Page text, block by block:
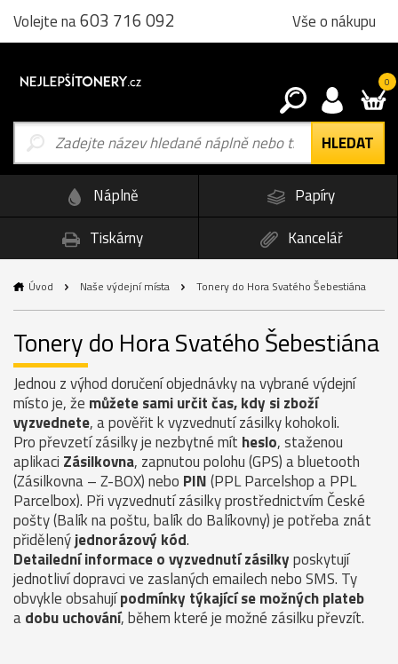
Volejte na603 716 092 Vše o nákupu
0
Náplně
Papíry
Tiskárny
Kancelář
Úvod Naše výdejní místa Tonery do Hora Svatého Šebestiána
Tonery do Hora Svatého Šebestiána
Jednou z výhod doručení objednávky na vybrané výdejní
místo je, že můžete sami určit čas, kdy si zboží
vyzvednete, a pověřit k vyzvednutí zásilky kohokoli.
Pro převzetí zásilky je nezbytné mít heslo, staženou
aplikaci Zásilkovna, zapnutou polohu (GPS) a bluetooth
(Zásilkovna – Z-BOX) nebo PIN(PPL Parcelshop a PPL
Parcelbox). Při vyzvednutí zásilky prostřednictvím České
pošty (Balík na poštu, balík do Balíkovny) je potřeba znát
přidělenýjednorázový kód.
Detailední informace o vyzvednutí zásilkyposkytují
jednotliví dopravci ve zaslaných emailech nebo SMS. Ty
obvykle obsahujípodmínky týkající se možných plateb
adobu uchování, během které je možné zásilku převzít.